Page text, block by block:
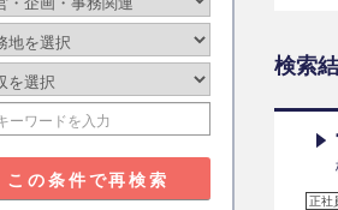
検索
正社